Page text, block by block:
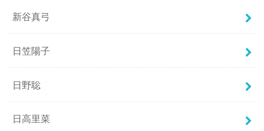
新谷真弓
日笠陽子
日野聡
日高里菜